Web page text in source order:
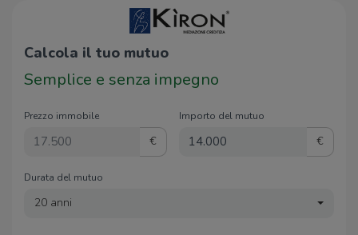
Calcola il tuo mutuo
Semplice e senza impegno
Prezzo immobile
€
Importo del mutuo
€
Durata del mutuo
20 anni